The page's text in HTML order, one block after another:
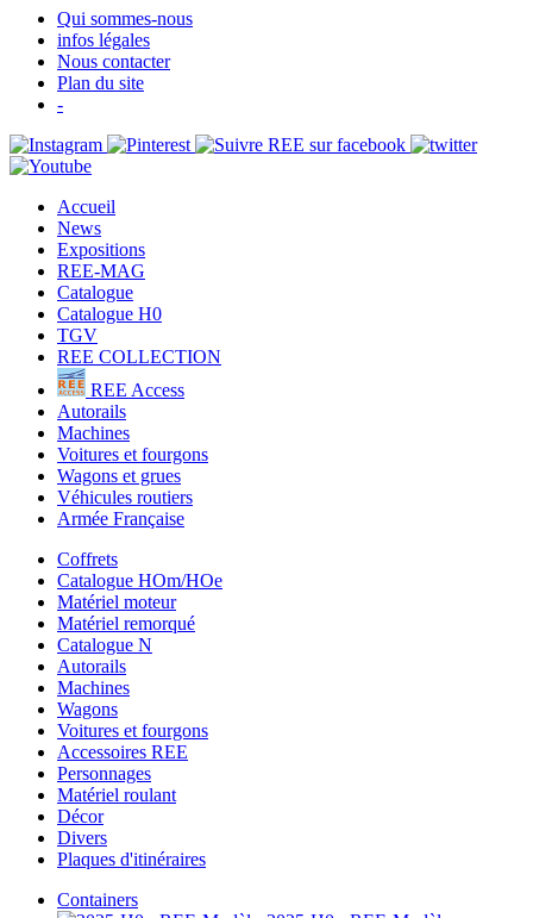
Qui sommes-nous
infos légales
Nous contacter
Plan du site
-
Accueil
News
Expositions
REE-MAG
Catalogue
Catalogue H0
TGV
REE COLLECTION
REE Access
Autorails
Machines
Voitures et fourgons
Wagons et grues
Véhicules routiers
Armée Française
Coffrets
Catalogue HOm/HOe
Matériel moteur
Matériel remorqué
Catalogue N
Autorails
Machines
Wagons
Voitures et fourgons
Accessoires REE
Personnages
Matériel roulant
Décor
Divers
Plaques d'itinéraires
Containers